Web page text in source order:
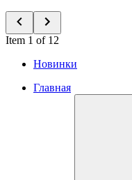
Item 1 of 12
Новинки
Главная